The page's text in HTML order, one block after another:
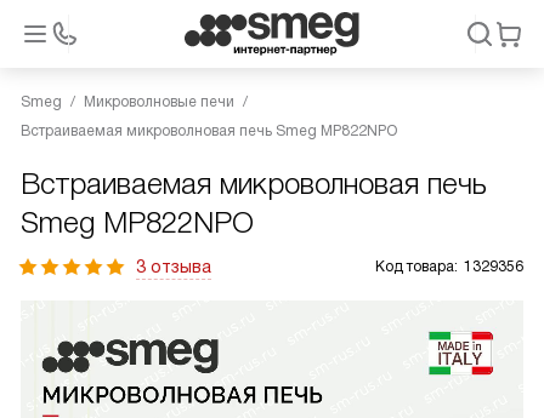
Smeg
Микроволновые печи
Встраиваемая микроволновая печь Smeg MP822NPO
Встраиваемая микроволновая печь
Smeg MP822NPO
3 отзыва Код товара: 1329356